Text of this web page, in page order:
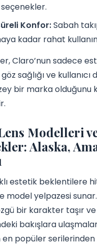
Konfor:Sabah
kadar rahat
Claro’nun sadece
sağlığı ve kullanıcı
bir marka olduğunu
Modelleri
Alaska,
estetik beklentilere
model yelpazesi
bir karakter taşır ve
bakışlara
en popüler serilerinden